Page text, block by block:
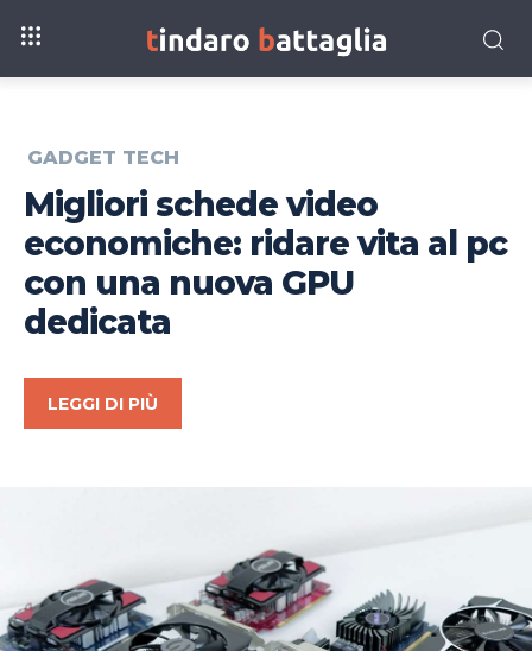
GADGET TECH
Migliori schede video
economiche: ridare vita al pc
con una nuova GPU
dedicata
LEGGI DI PIÙ